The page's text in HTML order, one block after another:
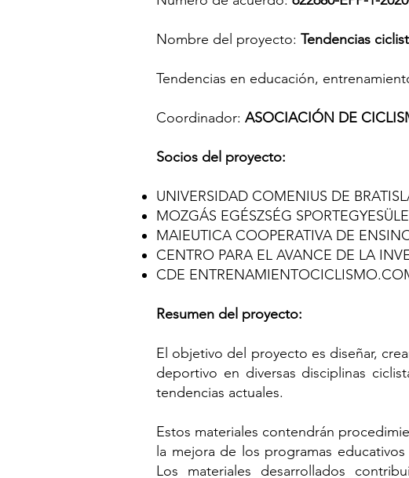
Nombre del proyecto: Tendencias
Tendencias en educación,
Coordinador: ASOCIACIÓN DE
Socios del proyecto:
UNIVERSIDAD COMENIUS DE
MOZGÁS EGÉSZSÉG
MAIEUTICA COOPERATIVA DE
CENTRO PARA EL AVANCE DE LA
CDE
Resumen del proyecto:
El objetivo del proyecto es diseñar,
deportivo en diversas disciplinas
tendencias actuales.
Estos materiales contendrán
la mejora de los programas
Los materiales desarrollados